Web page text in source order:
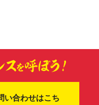
い合わせはこち